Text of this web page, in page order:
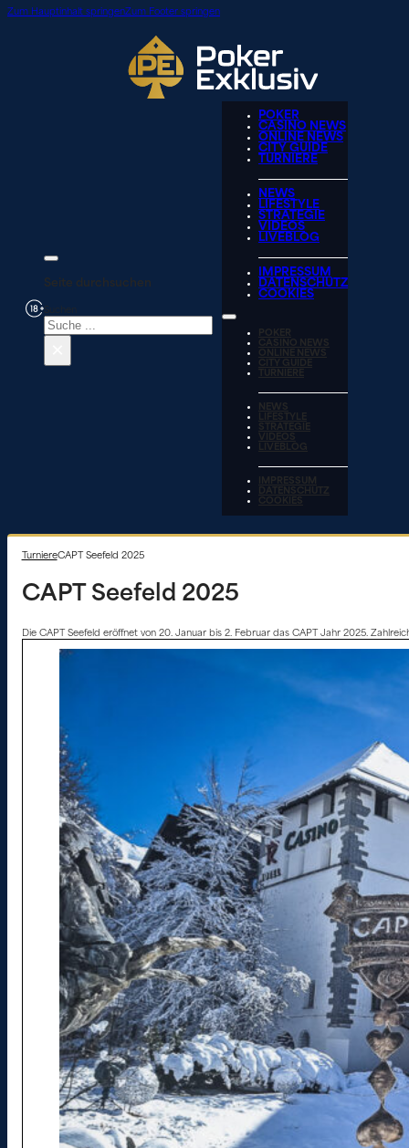
Zum Hauptinhalt springenZum Footer springen
Seite durchsuchen
POKER
CASINO NEWS
ONLINE NEWS
CITY GUIDE
TURNIERE
NEWS
LIFESTYLE
STRATEGIE
VIDEOS
LIVEBLOG
IMPRESSUM
DATENSCHUTZ
COOKIES
POKER
CASINO NEWS
ONLINE NEWS
CITY GUIDE
TURNIERE
NEWS
LIFESTYLE
STRATEGIE
VIDEOS
LIVEBLOG
IMPRESSUM
DATENSCHUTZ
COOKIES
TurniereCAPT Seefeld 2025
CAPT Seefeld 2025
Die CAPT Seefeld eröffnet von 20. Januar bis 2. Februar das CAPT Jahr 2025.